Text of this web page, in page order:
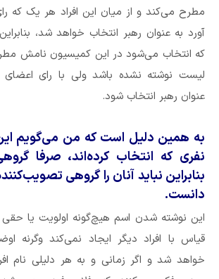
مطرح می‌کند و از میان این افراد هر یک که
آورد به عنوان رهبر انتخاب خواهد شد،
که انتخاب می‌شود در این کمیسیون نامش
لیست نوشته نشده باشد ولی با رای
عنوان رهبر انتخاب شود.
نفری که انتخاب کرده‌اند، صرفا
بنابراین نباید آنان را گروهی
دانست.
این نوشته شدن اسم هیچ‌گونه اولویت یا حقی
قیاس با افراد دیگر ایجاد نمی‌کند وگرنه
خواهد شد و اگر زمانی و به هر دلیلی نام